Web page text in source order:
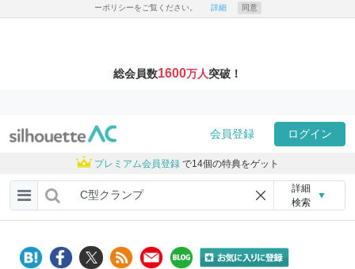
ーポリシーをご覧ください。 詳細 同意
総会員数1600万人突破！
会員登録 ログイン
プレミアム会員登録 で14個の特典をゲット
詳細
検索
▼